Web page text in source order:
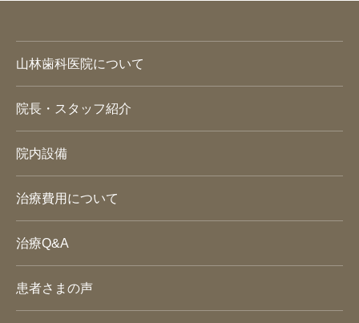
山林歯科医院について
院長・スタッフ紹介
院内設備
治療費用について
治療Q&A
患者さまの声